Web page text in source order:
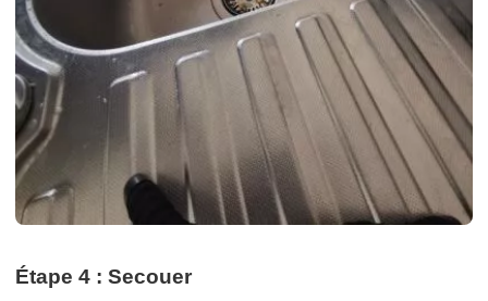
Étape 4 : Secouer